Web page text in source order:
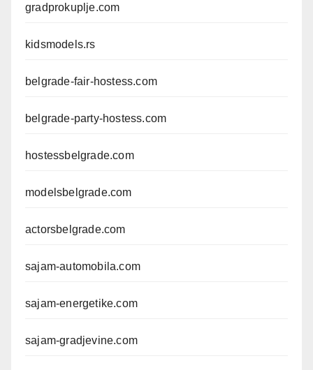
gradprokuplje.com
kidsmodels.rs
belgrade-fair-hostess.com
belgrade-party-hostess.com
hostessbelgrade.com
modelsbelgrade.com
actorsbelgrade.com
sajam-automobila.com
sajam-energetike.com
sajam-gradjevine.com